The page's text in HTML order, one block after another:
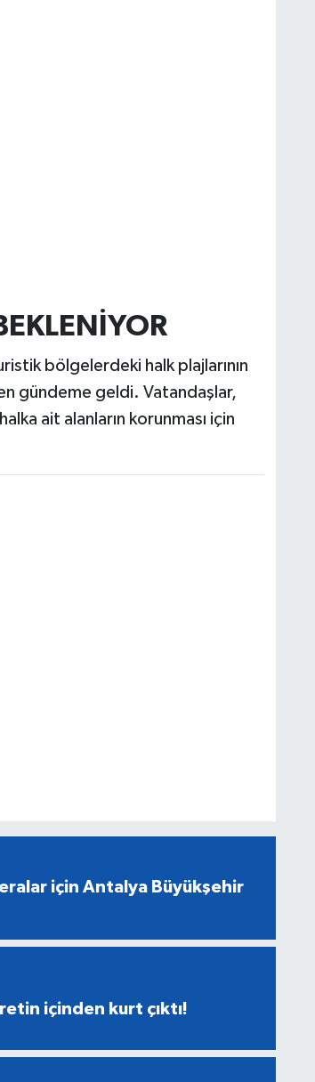
bölgelerdeki halk plajlarının
gündeme geldi. Vatandaşlar,
ait alanların korunması için
için Antalya Büyükşehir
içinden kurt çıktı!